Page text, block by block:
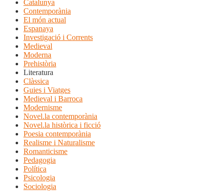
Catalunya
Contemporània
El món actual
Espanaya
Investigació i Corrents
Medieval
Moderna
Prehistòria
Literatura
Clàssica
Guies i Viatges
Medieval i Barroca
Modernisme
Novel.la contemporània
Novel.la històrica i ficció
Poesia contemporània
Realisme i Naturalisme
Romanticisme
Pedagogia
Política
Psicologia
Sociologia